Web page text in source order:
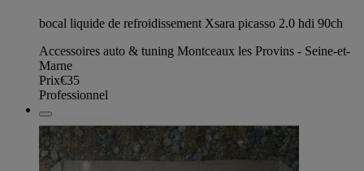
bocal liquide de refroidissement Xsara picasso 2.0 hdi 90ch
Accessoires auto & tuning Montceaux les Provins - Seine-et-
Marne
Prix€35
Professionnel